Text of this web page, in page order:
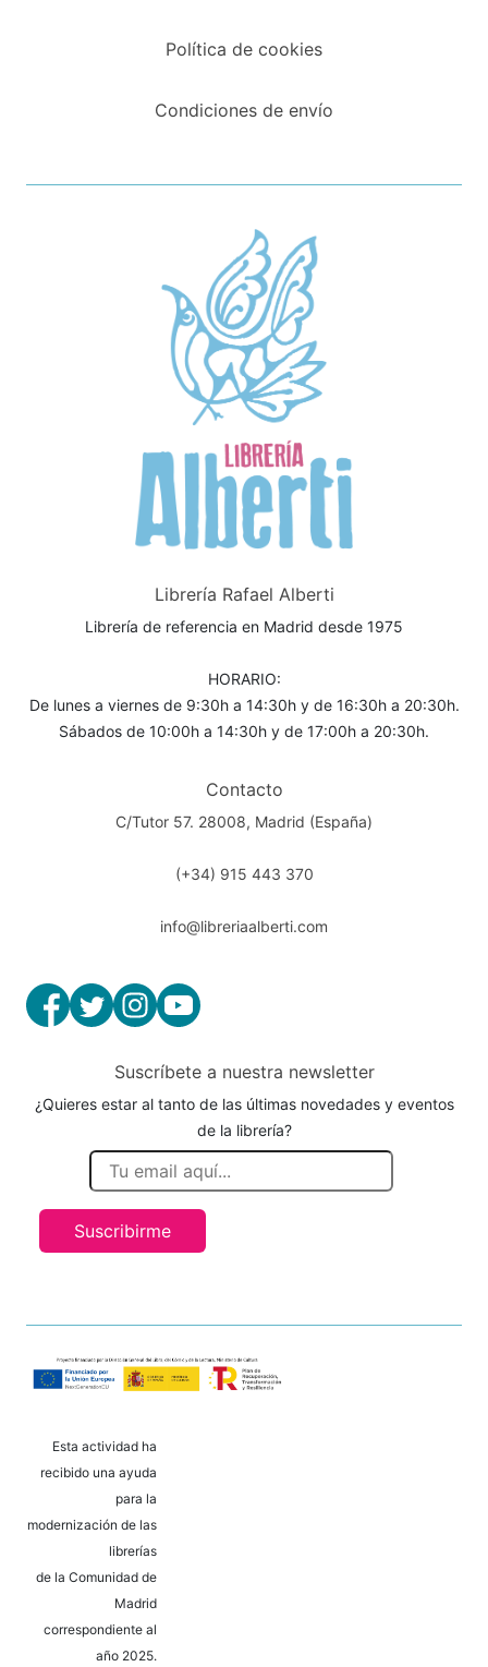
Política de cookies
Condiciones de envío
Librería Rafael Alberti
Librería de referencia en Madrid desde 1975
HORARIO:
De lunes a viernes de 9:30h a 14:30h y de 16:30h a 20:30h.
Sábados de 10:00h a 14:30h y de 17:00h a 20:30h.
Contacto
C/Tutor 57. 28008, Madrid (España)
(+34) 915 443 370
info@libreriaalberti.com
Suscríbete a nuestra newsletter
¿Quieres estar al tanto de las últimas novedades y eventos
de la librería?
Suscribirme
Esta actividad ha
recibido una ayuda
para la
modernización de las
librerías
de la Comunidad de
Madrid
correspondiente al
año 2025.